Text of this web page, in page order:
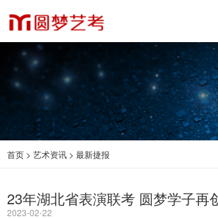
首页 > 艺术资讯 > 最新捷报
23年湖北省表演联考 圆梦学子再
2023-02-22